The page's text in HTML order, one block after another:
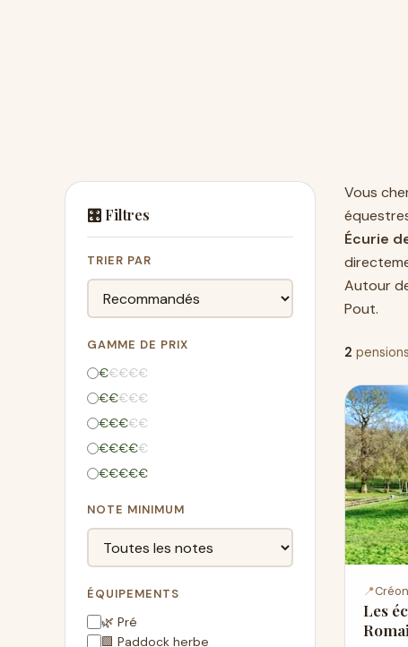
🎛️ Filtres
TRIER PAR
GAMME DE PRIX
€€€€€
€€€€€
€€€€€
€€€€€
€€€€€
NOTE MINIMUM
ÉQUIPEMENTS
🌿 Pré
🟩 Paddock herbe
Vous
Écurie
Autour
Pout.
2
📍
Les